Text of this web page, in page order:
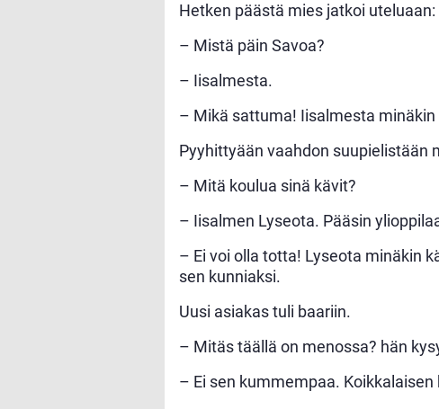
Hetken päästä mies jatkoi uteluaan:
– Mistä päin Savoa?
– Iisalmesta.
– Mikä sattuma! Iisalmesta
Pyyhittyään vaahdon suupielistään
– Mitä koulua sinä kävit?
– Iisalmen Lyseota. Pääsin
– Ei voi olla totta! Lyseota minäkin
sen kunniaksi.
Uusi asiakas tuli baariin.
– Mitäs täällä on menossa? hän
– Ei sen kummempaa.